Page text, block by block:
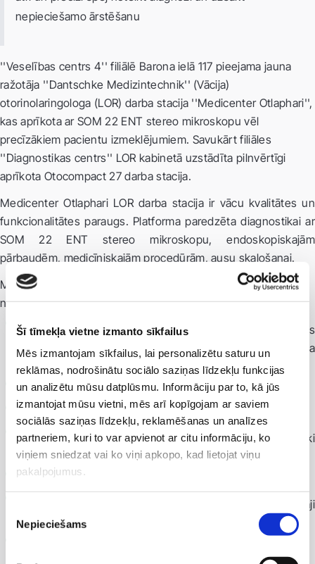
Šī tīmekļa vietne izmanto sīkfailus
Mēs izmantojam sīkfailus, lai personalizētu saturu un
reklāmas, nodrošinātu sociālo saziņas līdzekļu funkcijas
un analizētu mūsu datplūsmu. Informāciju par to, kā jūs
izmantojat mūsu vietni, mēs arī kopīgojam ar saviem
sociālās saziņas līdzekļu, reklamēšanas un analīzes
partneriem, kuri to var apvienot ar citu informāciju, ko
viņiem sniedzat vai ko viņi apkopo, kad lietojat viņu
pakalpojumus.
izvēle
Nepieciešams
nepieciešamo ārstēšanu
''Veselības centrs 4'' filiālē Barona ielā 117 pieejama jauna
ražotāja ''Dantschke Medizintechnik'' (Vācija)
otorinolaringologa (LOR) darba stacija ''Medicenter Otlaphari'',
kas aprīkota ar SOM 22 ENT stereo mikroskopu vēl
precīzākiem pacientu izmeklējumiem. Savukārt filiāles
''Diagnostikas centrs'' LOR kabinetā uzstādīta pilnvērtīgi
aprīkota Otocompact 27 darba stacija.
Medicenter Otlaphari LOR darba stacija ir vācu kvalitātes un
funkcionalitātes paraugs. Platforma paredzēta diagnostikai ar
SOM 22 ENT stereo mikroskopu, endoskopiskajām
pārbaudēm, medicīniskajām procedūrām, ausu skalošanai.
Medicenter Otlaphari komplektācijā iekļauts viss
nepieciešamais ērtam un precīzam LOR darbam:
skalošanas un atsūkšanas zondes, elektroniska ūdens
temperatūras regulācija un pielāgojama spiediena
kontrole;
instrumentu sildīšana;
dezinfekcijas UV gaismas nodalījumi;
gaisa spiediena regulācija (0 – 2,5 bāri) un automātiski
savelkošā caurulīte;
divi integrēti aukstās gaismas avoti (150 W);
pielāgojami un ergonomiski izkārtoti aprīkojuma turētāji
un šķidrumu konteineri;